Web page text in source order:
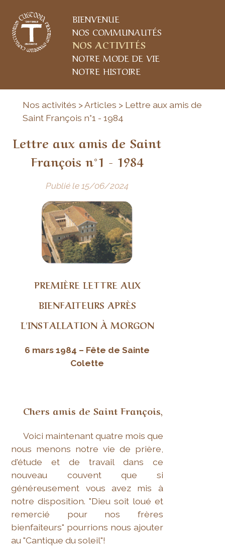
BIENVENUE
NOS COMMUNAUTÉS
NOS ACTIVITÉS
NOTRE MODE DE VIE
NOTRE HISTOIRE
Nos activités > Articles > Lettre aux amis de
Saint François n°1 - 1984
Lettre aux amis de Saint
François n°1 - 1984
Publié le 15/06/2024
PREMIÈRE LETTRE AUX
BIENFAITEURS APRÈS
L'INSTALLATION À MORGON
6 mars 1984 – Fête de Sainte
Colette
Chers amis de Saint François,
Voici maintenant quatre mois que
nous menons notre vie de prière,
d'étude et de travail dans ce
nouveau couvent que si
généreusement vous avez mis à
notre disposition. "Dieu soit loué et
remercié pour nos frères
bienfaiteurs" pourrions nous ajouter
au "Cantique du soleil"!